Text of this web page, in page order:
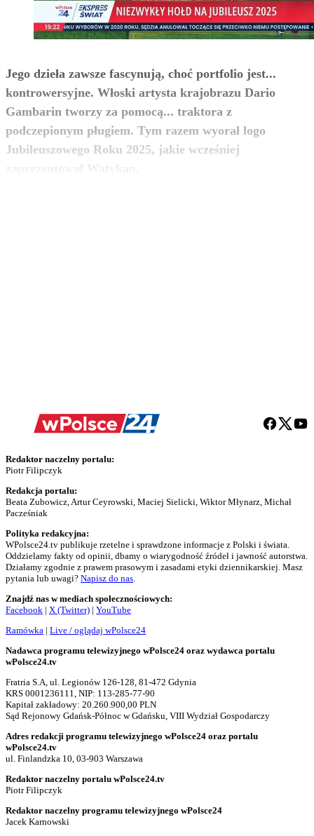
Jego dzieła zawsze fascynują, choć portfolio jest...
kontrowersyjne. Włoski artysta krajobrazu Dario
Gambarin tworzy za pomocą... traktora z
podczepionym pługiem. Tym razem wyorał logo
Jubileuszowego Roku 2025, jakie wcześniej
zobacz więcej
Redaktor naczelny portalu:
Piotr Filipczyk
Redakcja portalu:
Beata Zubowicz, Artur Ceyrowski, Maciej Sielicki, Wiktor Młynarz, Michał
Pacześniak
Polityka redakcyjna:
WPolsce24.tv publikuje rzetelne i sprawdzone informacje z Polski i świata.
Oddzielamy fakty od opinii, dbamy o wiarygodność źródeł i jawność autorstwa.
Działamy zgodnie z prawem prasowym i zasadami etyki dziennikarskiej. Masz
pytania lub uwagi? Napisz do nas.
Znajdź nas w mediach społecznościowych:
Facebook | X (Twitter) | YouTube
Ramówka | Live / oglądaj wPolsce24
Nadawca programu telewizyjnego wPolsce24 oraz wydawca portalu
wPolsce24.tv
Fratria S.A, ul. Legionów 126-128, 81-472 Gdynia
KRS 0001236111, NIP: 113-285-77-90
Kapitał zakładowy: 20.260.900,00 PLN
Sąd Rejonowy Gdańsk-Północ w Gdańsku, VIII Wydział Gospodarczy
Adres redakcji programu telewizyjnego wPolsce24 oraz portalu
wPolsce24.tv
ul. Finlandzka 10, 03-903 Warszawa
Redaktor naczelny portalu wPolsce24.tv
Piotr Filipczyk
Redaktor naczelny programu telewizyjnego wPolsce24
Jacek Karnowski